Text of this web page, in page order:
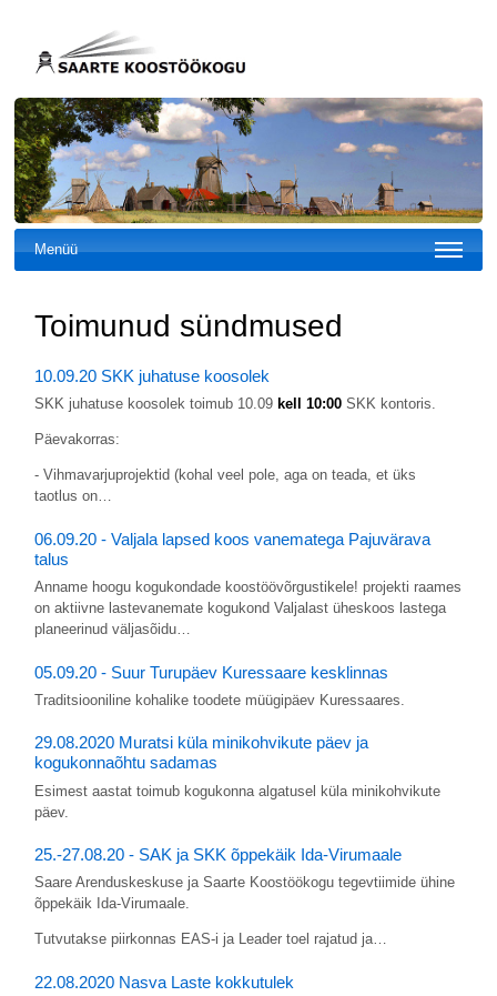
Menüü
Toimunud sündmused
10.09.20 SKK juhatuse koosolek
SKK juhatuse koosolek toimub 10.09kell 10:00SKK kontoris.
Päevakorras:
- Vihmavarjuprojektid (kohal veel pole, aga on teada, et üks
taotlus on…
06.09.20 - Valjala lapsed koos vanematega Pajuvärava
talus
Anname hoogu kogukondade koostöövõrgustikele! projekti raames
on aktiivne lastevanemate kogukond Valjalast üheskoos lastega
planeerinud väljasõidu…
05.09.20 - Suur Turupäev Kuressaare kesklinnas
Traditsiooniline kohalike toodete müügipäev Kuressaares.
29.08.2020 Muratsi küla minikohvikute päev ja
kogukonnaõhtu sadamas
Esimest aastat toimub kogukonna algatusel küla minikohvikute
päev.
25.-27.08.20 - SAK ja SKK õppekäik Ida-Virumaale
Saare Arenduskeskuse ja Saarte Koostöökogu tegevtiimide ühine
õppekäik Ida-Virumaale.
Tutvutakse piirkonnas EAS-i ja Leader toel rajatud ja…
22.08.2020 Nasva Laste kokkutulek